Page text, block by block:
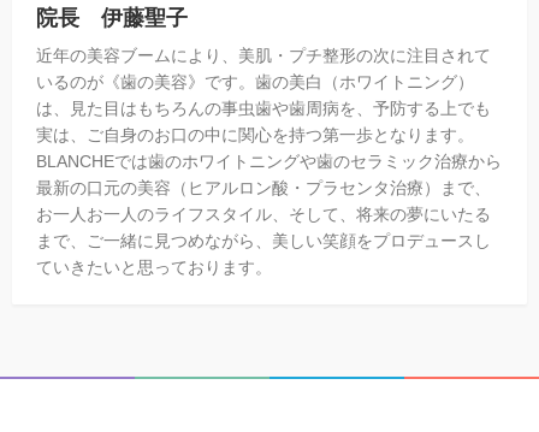
院長 伊藤聖子
近年の美容ブームにより、美肌・プチ整形の次に注目されて
いるのが《歯の美容》です。歯の美白（ホワイトニング）
は、見た目はもちろんの事虫歯や歯周病を、予防する上でも
実は、ご自身のお口の中に関心を持つ第一歩となります。
BLANCHEでは歯のホワイトニングや歯のセラミック治療から
最新の口元の美容（ヒアルロン酸・プラセンタ治療）まで、
お一人お一人のライフスタイル、そして、将来の夢にいたる
まで、ご一緒に見つめながら、美しい笑顔をプロデュースし
ていきたいと思っております。